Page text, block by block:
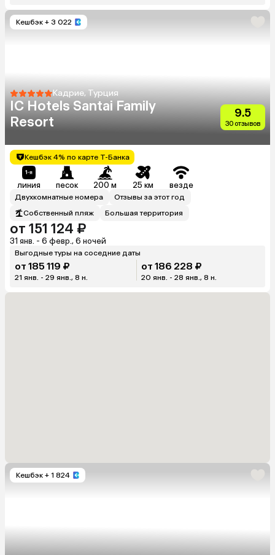
Кешбэк + 3 022
Кадрие, Турция
IC Hotels Santai Family
Resort
9.5
30 отзывов
Кешбэк 4% по карте Т-Банка
линия песок 200 м 25 км везде
Двухкомнатные номера
Отзывы за этот год
Собственный пляж
Большая территория
от 151 124 ₽
31 янв. - 6 февр., 6 ночей
Выгодные туры на соседние даты
от 185 119 ₽
21 янв. - 29 янв., 8 н.
от 186 228 ₽
20 янв. - 28 янв., 8 н.
Кешбэк + 1 824